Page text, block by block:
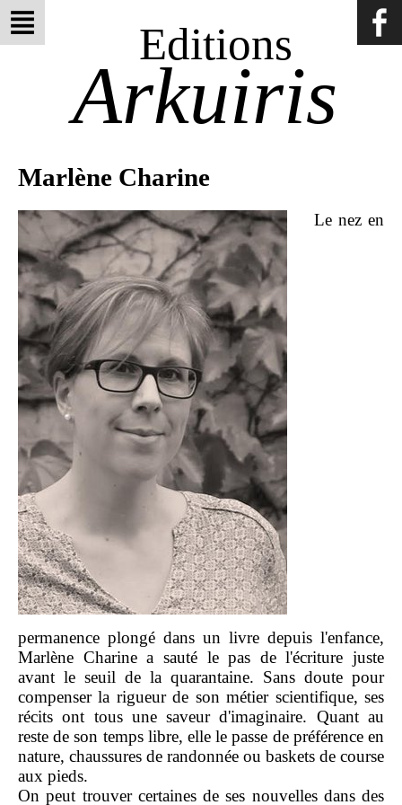
Editions
Arkuiris
Marlène Charine
Le nez en
permanence plongé dans un livre depuis l'enfance,
Marlène Charine a sauté le pas de l'écriture juste
avant le seuil de la quarantaine. Sans doute pour
compenser la rigueur de son métier scientifique, ses
récits ont tous une saveur d'imaginaire. Quant au
reste de son temps libre, elle le passe de préférence en
nature, chaussures de randonnée ou baskets de course
aux pieds.
On peut trouver certaines de ses nouvelles dans des